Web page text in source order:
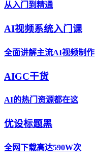
从入门到精通
AI视频系统入门课
全面讲解主流AI视频制作
AIGC干货
AI的热门资源都在这
优设标题黑
全网下载高达590W次